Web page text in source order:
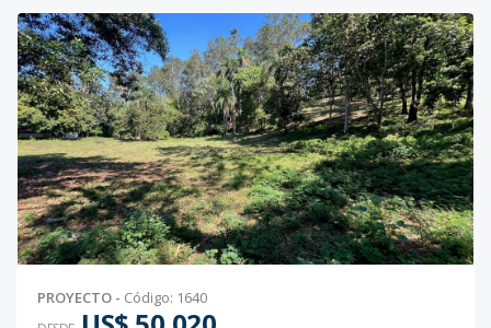
PROYECTO - Código: 1640